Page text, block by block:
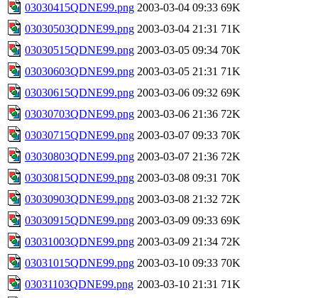
03030415QDNE99.png 2003-03-04 09:33 69K
03030503QDNE99.png 2003-03-04 21:31 71K
03030515QDNE99.png 2003-03-05 09:34 70K
03030603QDNE99.png 2003-03-05 21:31 71K
03030615QDNE99.png 2003-03-06 09:32 69K
03030703QDNE99.png 2003-03-06 21:36 72K
03030715QDNE99.png 2003-03-07 09:33 70K
03030803QDNE99.png 2003-03-07 21:36 72K
03030815QDNE99.png 2003-03-08 09:31 70K
03030903QDNE99.png 2003-03-08 21:32 72K
03030915QDNE99.png 2003-03-09 09:33 69K
03031003QDNE99.png 2003-03-09 21:34 72K
03031015QDNE99.png 2003-03-10 09:33 70K
03031103QDNE99.png 2003-03-10 21:31 71K